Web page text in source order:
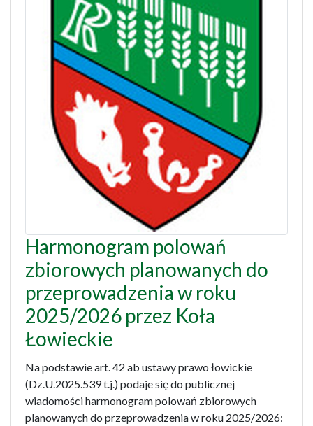
Harmonogram polowań
zbiorowych planowanych do
przeprowadzenia w roku
2025/2026 przez Koła
Łowieckie
Na podstawie art. 42 ab ustawy prawo łowickie
(Dz.U.2025.539 t.j.) podaje się do publicznej
wiadomości harmonogram polowań zbiorowych
planowanych do przeprowadzenia w roku 2025/2026: